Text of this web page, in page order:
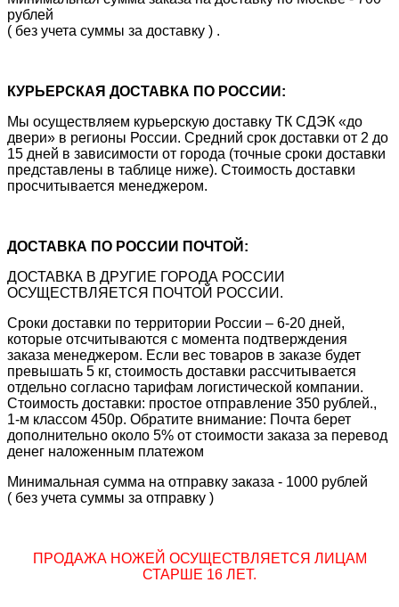
рублей
( без учета суммы за доставку ) .
КУРЬЕРСКАЯ ДОСТАВКА ПО РОССИИ:
Мы осуществляем курьерскую доставку ТК СДЭК «до
двери» в регионы России. Средний срок доставки от 2 до
15 дней в зависимости от города (точные сроки доставки
представлены в таблице ниже). Стоимость доставки
просчитывается менеджером.
ДОСТАВКА ПО РОССИИ ПОЧТОЙ:
ДОСТАВКА В ДРУГИЕ ГОРОДА РОССИИ
ОСУЩЕСТВЛЯЕТСЯ ПОЧТОЙ РОССИИ.
Сроки доставки по территории России – 6-20 дней,
которые отсчитываются с момента подтверждения
заказа менеджером. Если вес товаров в заказе будет
превышать 5 кг, стоимость доставки рассчитывается
отдельно согласно тарифам логистической компании.
Стоимость доставки: простое отправление 350 рублей.,
1-м классом 450р. Обратите внимание: Почта берет
дополнительно около 5% от стоимости заказа за перевод
денег наложенным платежом
Минимальная сумма на отправку заказа - 1000 рублей
( без учета суммы за отправку )
ПРОДАЖА НОЖЕЙ ОСУЩЕСТВЛЯЕТСЯ ЛИЦАМ
СТАРШЕ 16 ЛЕТ.